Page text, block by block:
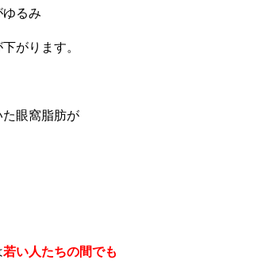
るみ
がります。
眼窩脂肪が
若い人たちの間でも